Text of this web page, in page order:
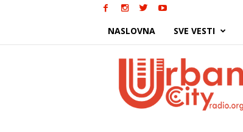
NASLOVNA SVE VESTI